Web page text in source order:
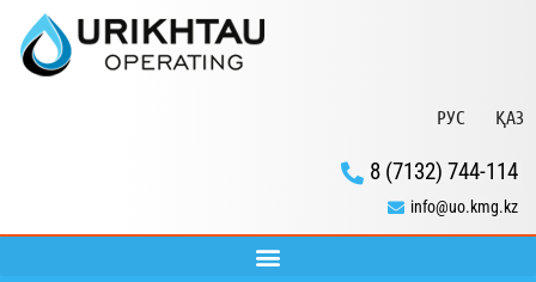
РУС ҚАЗ
8 (7132) 744-114
info@uo.kmg.kz